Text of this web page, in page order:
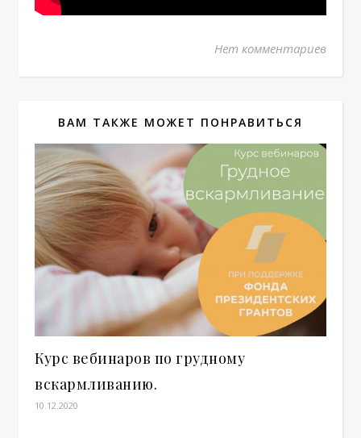
Нет комментариев
ВАМ ТАКЖЕ МОЖЕТ ПОНРАВИТЬСЯ
Курс вебинаров по грудному
вскармливанию.
10.12.2020